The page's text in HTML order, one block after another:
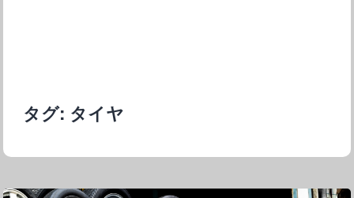
タグ: タイヤ